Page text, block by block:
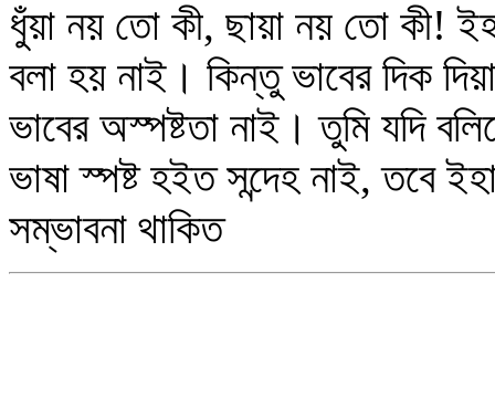
ধুঁয়া নয় তো কী, ছায়া নয় তো কী!
বলা হয় নাই। কিন্তু ভাবের দিক
ভাবের অস্পষ্টতা নাই। তুমি যদি
ভাষা স্পষ্ট হইত সন্দেহ নাই, তবে
সম্ভাবনা থাকিত